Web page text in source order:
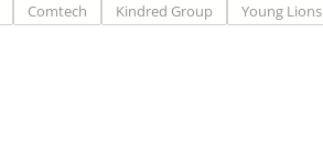
Comtech Kindred Group Young Lions